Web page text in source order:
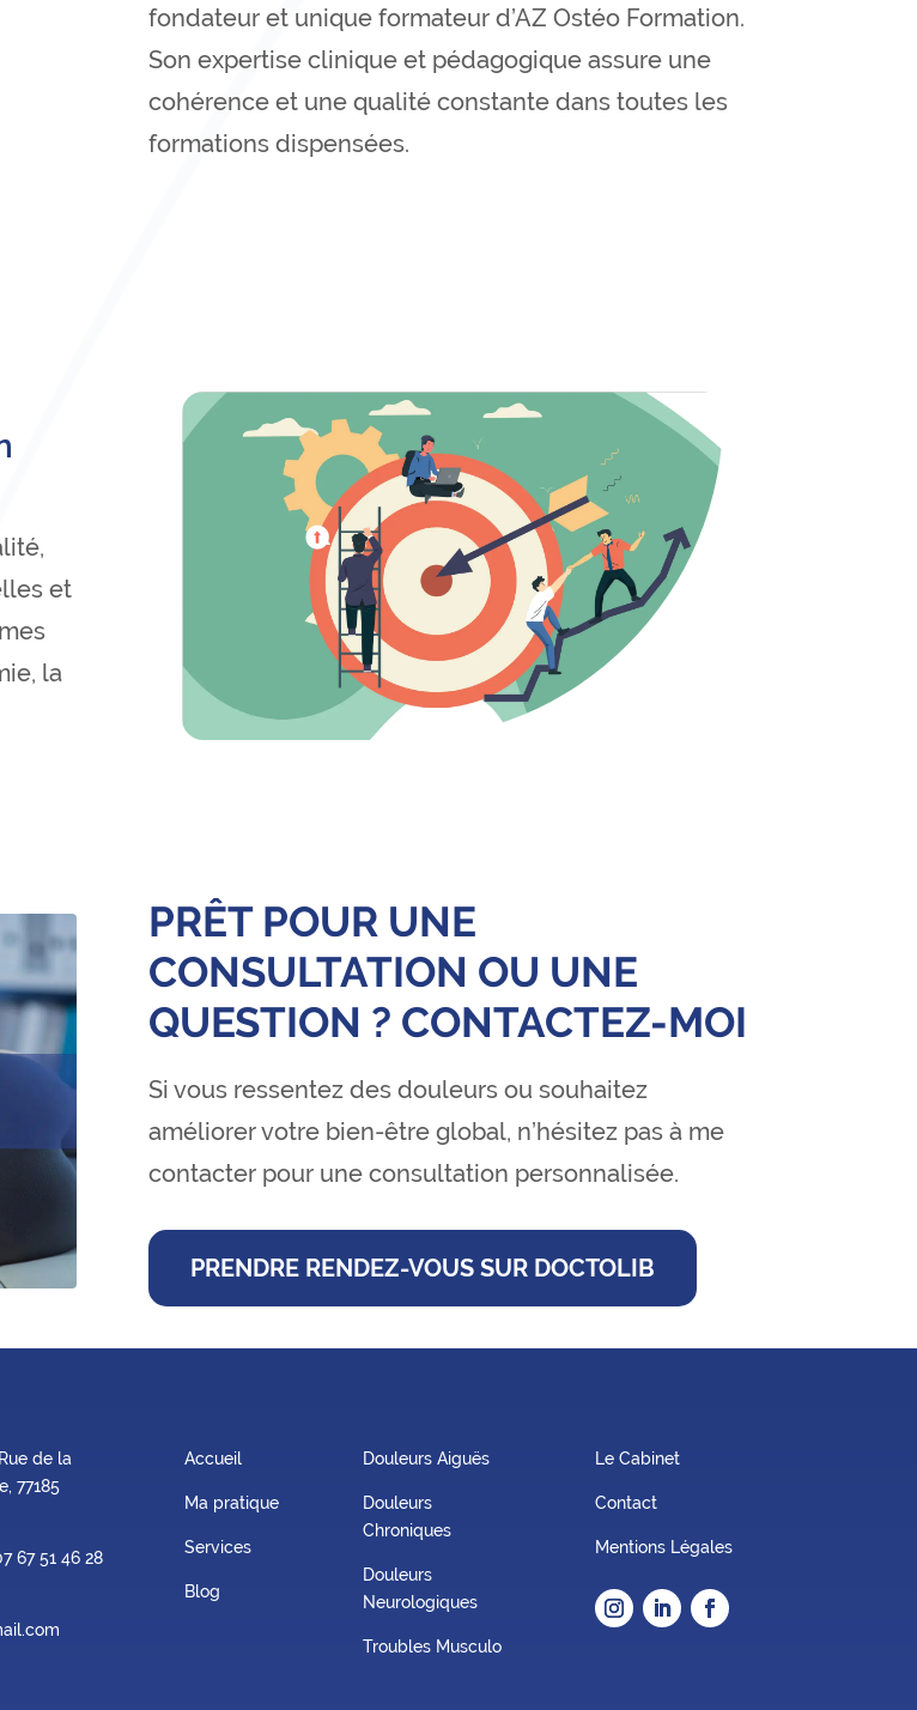
fondateur et unique formateur d’AZ Ostéo Formation.
Son expertise clinique et pédagogique assure une
cohérence et une qualité constante dans toutes les
formations dispensées.
et
la
PRÊT POUR UNE
CONSULTATION OU UNE
QUESTION ? CONTACTEZ-MOI
Si vous ressentez des douleurs ou souhaitez
améliorer votre bien-être global, n’hésitez pas à me
contacter pour une consultation personnalisée.
PRENDRE RENDEZ-VOUS SUR DOCTOLIB
de la
77185
67 51 46 28
Accueil
Ma pratique
Services
Blog
Douleurs Aiguës
Douleurs
Chroniques
Douleurs
Neurologiques
Troubles Musculo
Le Cabinet
Contact
Mentions Légales